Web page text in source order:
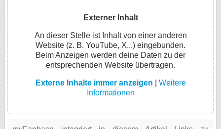
Externer Inhalt
An dieser Stelle ist Inhalt von einer anderen
Website (z. B. YouTube, X...) eingebunden.
Beim Anzeigen werden deine Daten zu der
entsprechenden Website übertragen.
Externe Inhalte immer anzeigen
Weitere
Informationen